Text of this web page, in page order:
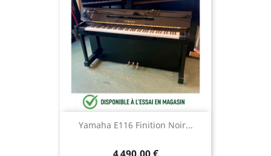
Yamaha E116 Finition Noir...